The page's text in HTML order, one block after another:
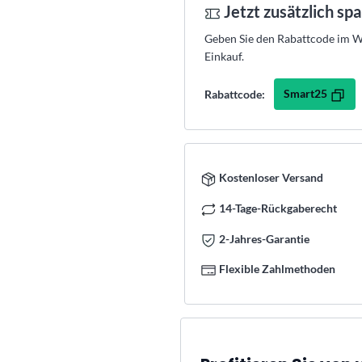
Jetzt zusätzlich
Geben Sie den Rabattcode im
Einkauf.
Rabattcode: Smart25
Kostenloser Versand
14-Tage-Rückgaberecht
2-Jahres-Garantie
Flexible Zahlmethoden